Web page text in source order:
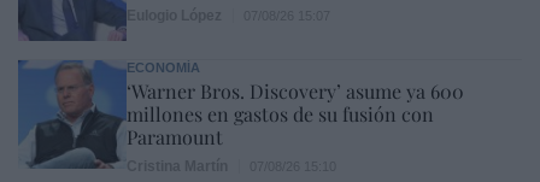
ECONOMÍA
‘Warner Bros. Discovery’ asume ya 600
millones en gastos de su fusión con
Paramount